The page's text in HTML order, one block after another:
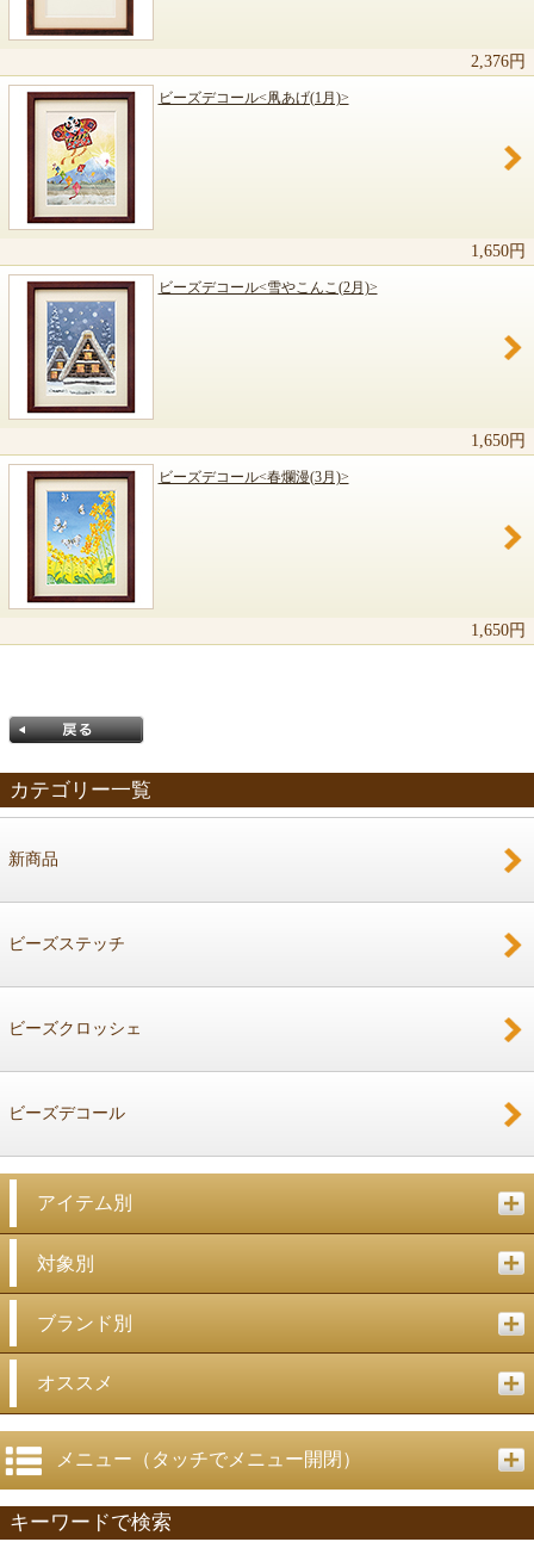
2,376円
ビーズデコール<凧あげ(1月)>
1,650円
ビーズデコール<雪やこんこ(2月)>
1,650円
ビーズデコール<春爛漫(3月)>
1,650円
カテゴリー一覧
新商品
ビーズステッチ
ビーズクロッシェ
ビーズデコール
アイテム別
対象別
ブランド別
オススメ
メニュー（タッチでメニュー開閉）
キーワードで検索